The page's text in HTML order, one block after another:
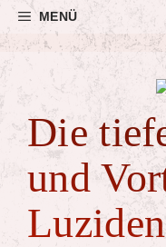
Zum
Inhalt
MENÜ
Die
und